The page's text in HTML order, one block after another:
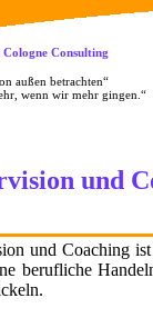
außen betrachten“
wenn wir mehr gingen.“
Consulting
und
und Coaching
berufliche